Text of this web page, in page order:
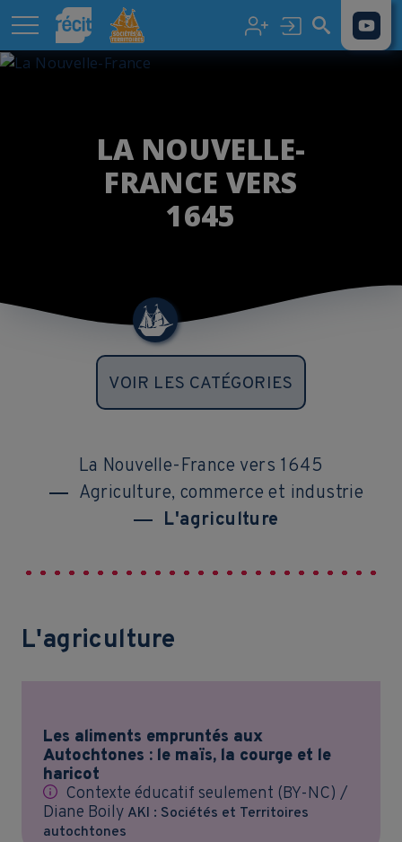
Aller au contenu principal
LA NOUVELLE-
FRANCE VERS
1645
VOIR LES CATÉGORIES
La Nouvelle-France vers 1645
Agriculture, commerce et industrie
L'agriculture
L'agriculture
Les aliments empruntés aux
Autochtones : le maïs, la courge et le
haricot
Contexte éducatif seulement (BY-NC) /
Diane Boily AKI : Sociétés et Territoires
autochtones